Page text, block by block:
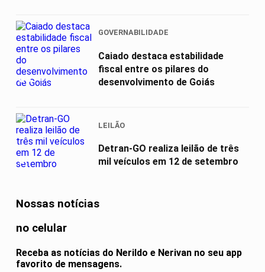
03
GOVERNABILIDADE
Caiado destaca estabilidade
fiscal entre os pilares do
desenvolvimento de Goiás
04
LEILÃO
Detran-GO realiza leilão de três
mil veículos em 12 de setembro
Nossas notícias
no celular
Receba as notícias do Nerildo e Nerivan no seu app
favorito de mensagens.